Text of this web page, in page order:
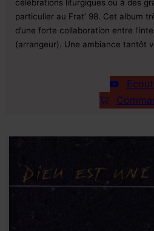
célébrations liturgiques ou à des
particulier au Frat’ 98. Cet album
d’une forte collaboration entre
(arrangeur). Une ambiance tantôt